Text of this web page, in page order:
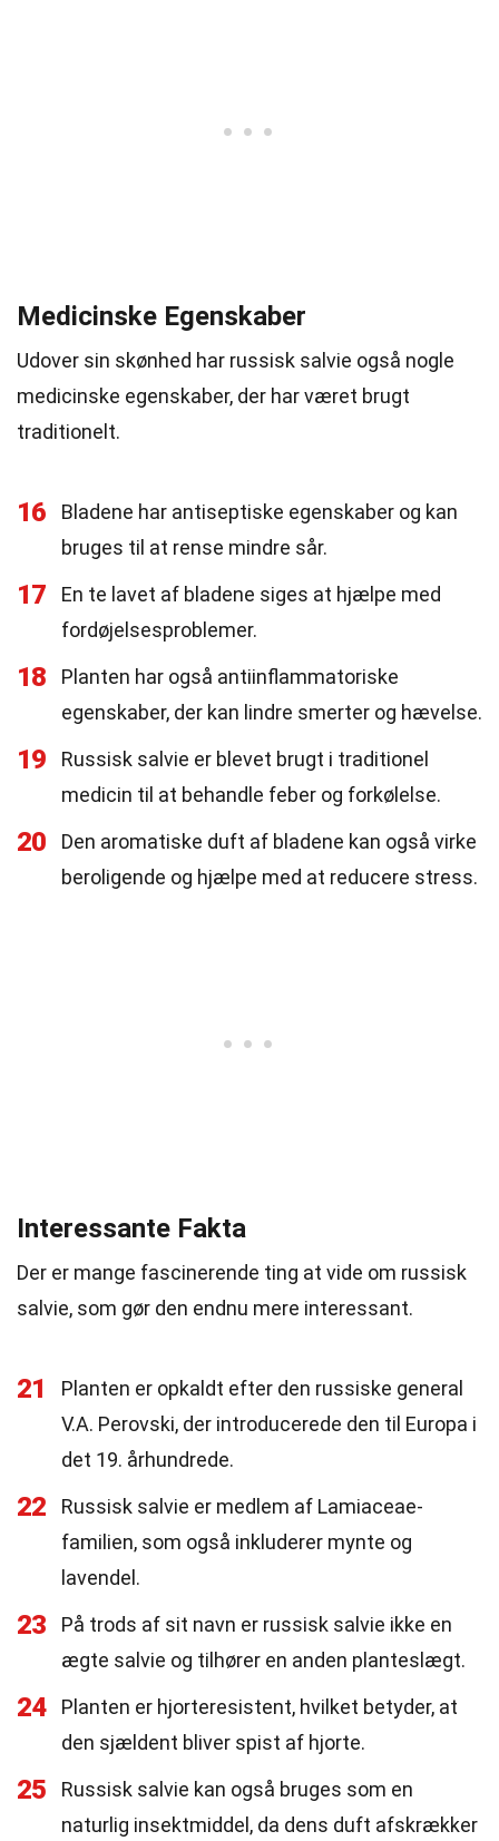
Medicinske Egenskaber
Udover sin skønhed har russisk salvie også nogle
medicinske egenskaber, der har været brugt
traditionelt.
16
Bladene har antiseptiske egenskaber og kan
bruges til at rense mindre sår.
17
En te lavet af bladene siges at hjælpe med
fordøjelsesproblemer.
18
Planten har også antiinflammatoriske
egenskaber, der kan lindre smerter og hævelse.
19
Russisk salvie er blevet brugt i traditionel
medicin til at behandle feber og forkølelse.
20
Den aromatiske duft af bladene kan også virke
beroligende og hjælpe med at reducere stress.
Interessante Fakta
Der er mange fascinerende ting at vide om russisk
salvie, som gør den endnu mere interessant.
21
Planten er opkaldt efter den russiske general
V.A. Perovski, der introducerede den til Europa i
det 19. århundrede.
22
Russisk salvie er medlem af Lamiaceae-
familien, som også inkluderer mynte og
lavendel.
23
På trods af sit navn er russisk salvie ikke en
ægte salvie og tilhører en anden planteslægt.
24
Planten er hjorteresistent, hvilket betyder, at
den sjældent bliver spist af hjorte.
25
Russisk salvie kan også bruges som en
naturlig insektmiddel, da dens duft afskrækker